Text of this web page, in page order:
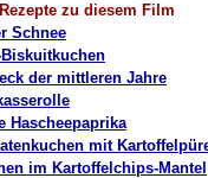
zu diesem Film
Schnee
Biskuitkuchen
der mittleren Jahre
Hascheepaprika
mit
im Kartoffelchips-Mantel